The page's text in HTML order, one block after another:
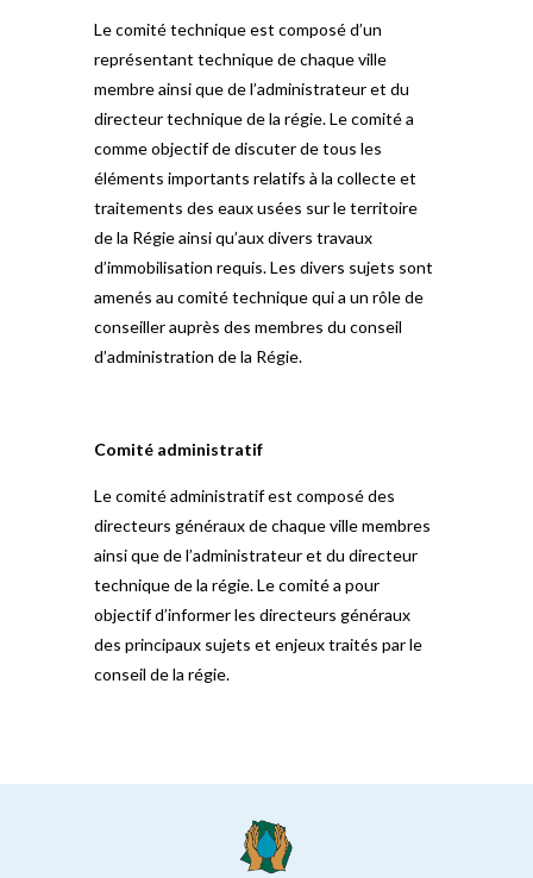
Le comité technique est composé d’un
représentant technique de chaque ville
membre ainsi que de l’administrateur et du
directeur technique de la régie. Le comité a
comme objectif de discuter de tous les
éléments importants relatifs à la collecte et
traitements des eaux usées sur le territoire
de la Régie ainsi qu’aux divers travaux
d’immobilisation requis. Les divers sujets sont
amenés au comité technique qui a un rôle de
conseiller auprès des membres du conseil
d’administration de la Régie.
Comité administratif
Le comité administratif est composé des
directeurs généraux de chaque ville membres
ainsi que de l’administrateur et du directeur
technique de la régie. Le comité a pour
objectif d’informer les directeurs généraux
des principaux sujets et enjeux traités par le
conseil de la régie.